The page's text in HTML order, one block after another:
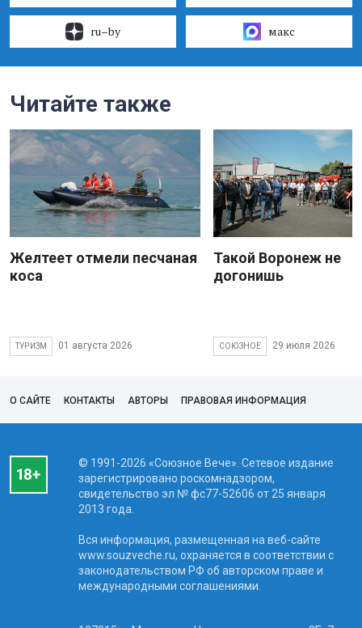
ru–by макс
Читайте также
Желтеет отмели песчаная
коса
ТУРИЗМ 01 августа 2026
Такой Воронеж не
догонишь
СОЮЗНОЕ 29 июля 2026
О САЙТЕ КОНТАКТЫ АВТОРЫ ПРАВОВАЯ ИНФОРМАЦИЯ
© 1991-2026 «Союзное Вече». Сетевое издание
зарегистрировано роскомнадзором,
свидетельство эл № фc77-52606 от 25 января
2013 года.
Вся информация, размещенная на веб-сайте
www.souzveche.ru, охраняется в соответствии с
законодательством РФ об авторском праве и
международными соглашениями.